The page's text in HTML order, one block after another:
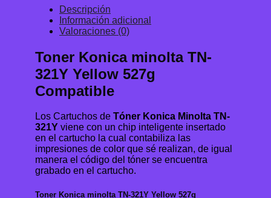
Descripción
Información adicional
Valoraciones (0)
Toner Konica minolta TN-
321Y Yellow 527g
Compatible
Los Cartuchos de Tóner Konica Minolta TN-
321Y viene con un chip inteligente insertado
en el cartucho la cual contabiliza las
impresiones de color que sé realizan, de igual
manera el código del tóner se encuentra
grabado en el cartucho.
Toner Konica minolta TN-321Y Yellow 527g